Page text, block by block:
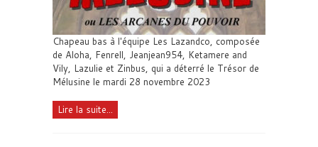
Chapeau bas à l'équipe Les Lazandco, composée
de Aloha, Fenrell, Jeanjean954, Ketamere and
Vily, Lazulie et Zinbus, qui a déterré le Trésor de
Mélusine le mardi 28 novembre 2023
Lire la suite...